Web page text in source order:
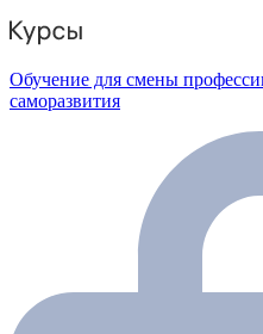
Обучение для смены
саморазвития